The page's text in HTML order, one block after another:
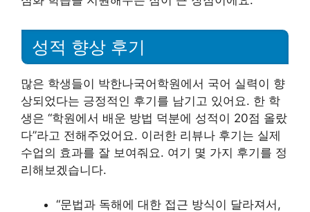
성적 향상 후기
많은 학생들이 박한나국어학원에서 국어 실력이 향
상되었다는 긍정적인 후기를 남기고 있어요. 한 학
생은 “학원에서 배운 방법 덕분에 성적이 20점 올랐
다”라고 전해주었어요. 이러한 리뷰나 후기는 실제
수업의 효과를 잘 보여줘요. 여기 몇 가지 후기를 정
리해보겠습니다.
“문법과 독해에 대한 접근 방식이 달라져서,